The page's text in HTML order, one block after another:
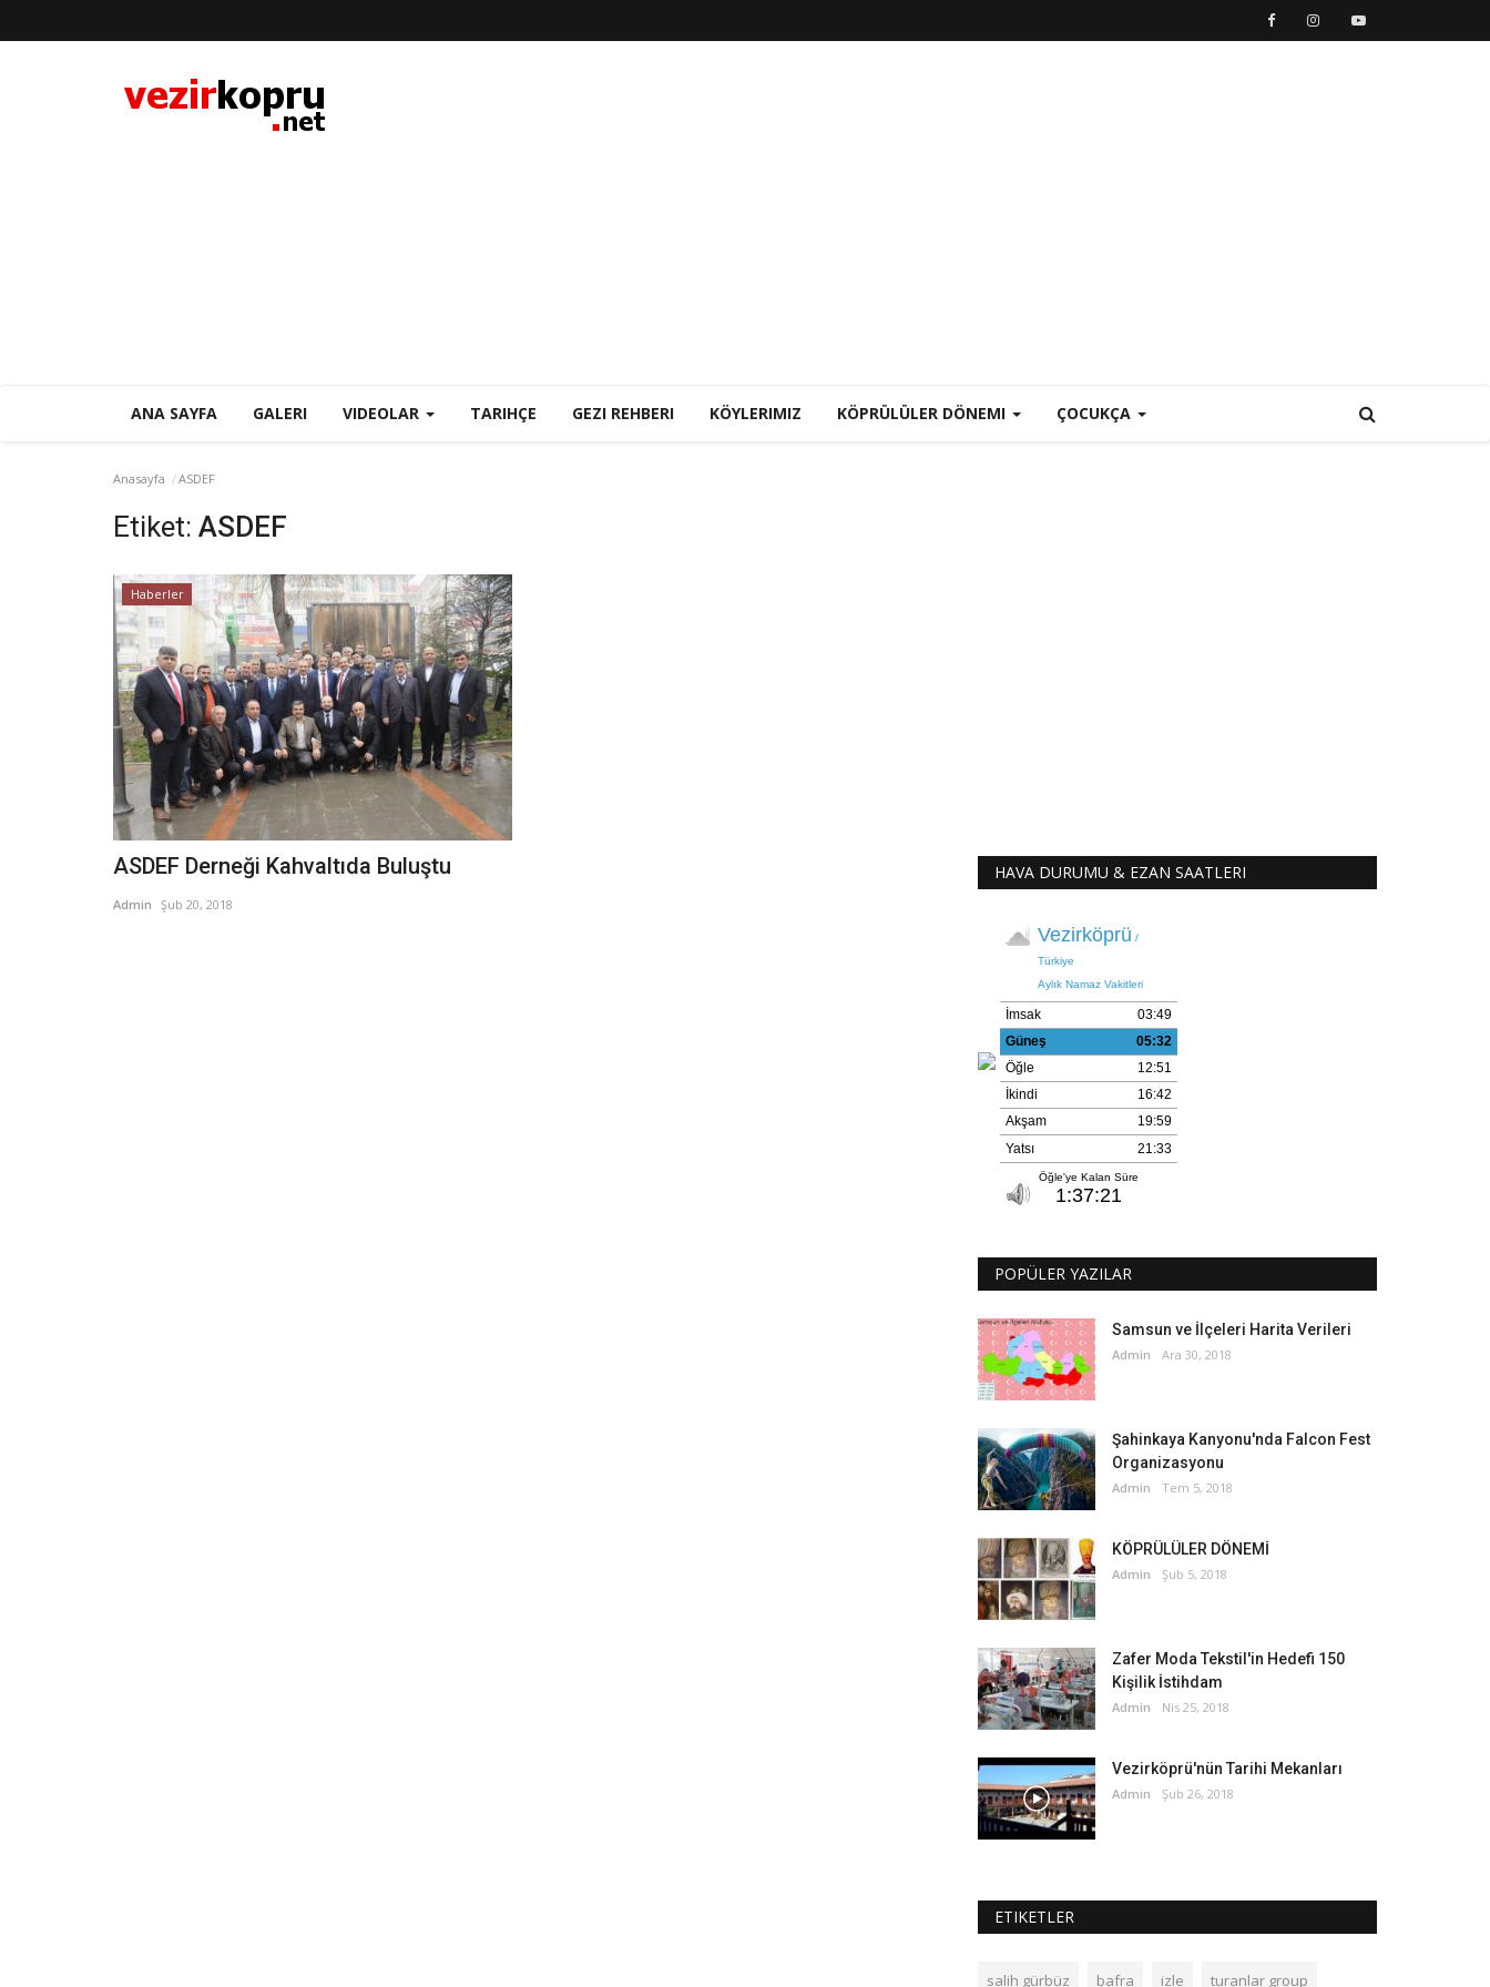
ANA SAYFA GALERI VIDEOLAR TARIHÇE GEZI REHBERI KÖYLERIMIZ KÖPRÜLÜLER DÖNEMI ÇOCUKÇA
Anasayfa ASDEF
Etiket: ASDEF
Haberler
ASDEF Derneği Kahvaltıda Buluştu
Admin Şub 20, 2018
HAVA DURUMU & EZAN SAATLERI
POPÜLER YAZILAR
Samsun ve İlçeleri Harita Verileri
Admin Ara 30, 2018
Şahinkaya Kanyonu'nda Falcon Fest
Organizasyonu
Admin Tem 5, 2018
KÖPRÜLÜLER DÖNEMİ
Admin Şub 5, 2018
Zafer Moda Tekstil'in Hedefi 150
Kişilik İstihdam
Admin Nis 25, 2018
Vezirköprü'nün Tarihi Mekanları
Admin Şub 26, 2018
ETIKETLER
salih gürbüz bafra izle turanlar group